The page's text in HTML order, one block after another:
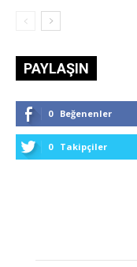
PAYLAŞIN
0 Beğenenler
0 Takipçiler